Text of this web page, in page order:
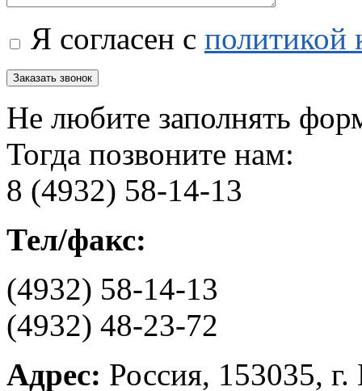
Я согласен с политикой
Не любите заполнять
Тогда позвоните нам:
8 (4932) 58-14-13
Тел/факс:
(4932) 58-14-13
(4932) 48-23-72
Адрес: Россия, 153035,